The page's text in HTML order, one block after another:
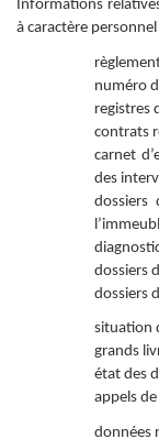
Informations
à caractère personnel
numéro
registres
contrats
carnet
des
dossiers
dossiers
dossiers
situation
grands
état des
appels
données